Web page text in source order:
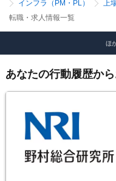
インフラ（PM・PL）
上
転職・求人情報一覧
ほ
あなたの行動履歴か